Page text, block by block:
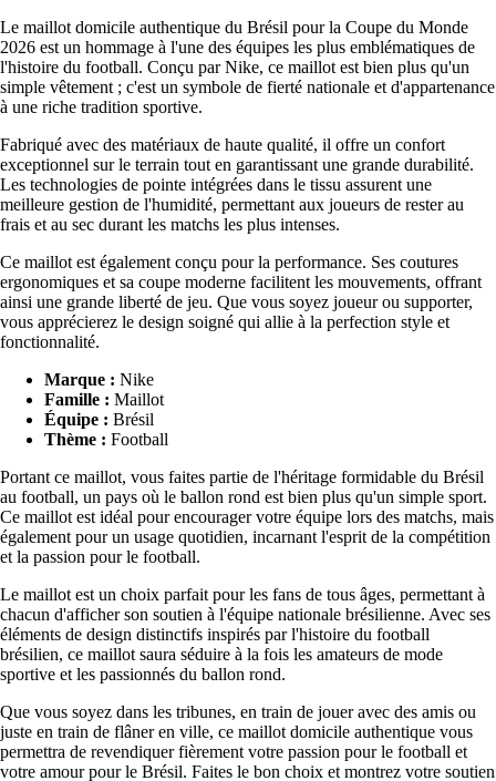
Le maillot domicile authentique du Brésil pour la Coupe du Monde
2026 est un hommage à l'une des équipes les plus emblématiques de
l'histoire du football. Conçu par Nike, ce maillot est bien plus qu'un
simple vêtement ; c'est un symbole de fierté nationale et d'appartenance
à une riche tradition sportive.
Fabriqué avec des matériaux de haute qualité, il offre un confort
exceptionnel sur le terrain tout en garantissant une grande durabilité.
Les technologies de pointe intégrées dans le tissu assurent une
meilleure gestion de l'humidité, permettant aux joueurs de rester au
frais et au sec durant les matchs les plus intenses.
Ce maillot est également conçu pour la performance. Ses coutures
ergonomiques et sa coupe moderne facilitent les mouvements, offrant
ainsi une grande liberté de jeu. Que vous soyez joueur ou supporter,
vous apprécierez le design soigné qui allie à la perfection style et
fonctionnalité.
Marque : Nike
Famille : Maillot
Équipe : Brésil
Thème : Football
Portant ce maillot, vous faites partie de l'héritage formidable du Brésil
au football, un pays où le ballon rond est bien plus qu'un simple sport.
Ce maillot est idéal pour encourager votre équipe lors des matchs, mais
également pour un usage quotidien, incarnant l'esprit de la compétition
et la passion pour le football.
Le maillot est un choix parfait pour les fans de tous âges, permettant à
chacun d'afficher son soutien à l'équipe nationale brésilienne. Avec ses
éléments de design distinctifs inspirés par l'histoire du football
brésilien, ce maillot saura séduire à la fois les amateurs de mode
sportive et les passionnés du ballon rond.
Que vous soyez dans les tribunes, en train de jouer avec des amis ou
juste en train de flâner en ville, ce maillot domicile authentique vous
permettra de revendiquer fièrement votre passion pour le football et
votre amour pour le Brésil. Faites le bon choix et montrez votre soutien